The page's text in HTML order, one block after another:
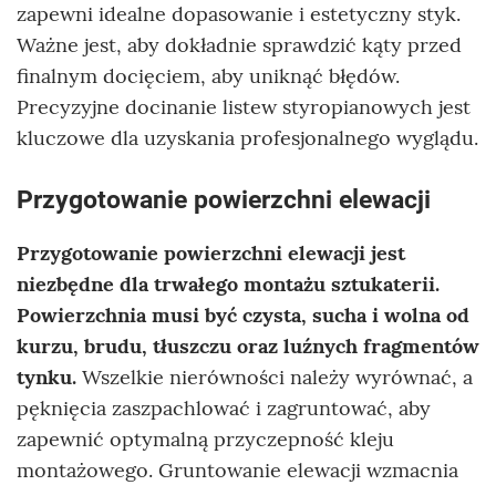
zapewni idealne dopasowanie i estetyczny styk.
Ważne jest, aby dokładnie sprawdzić kąty przed
finalnym docięciem, aby uniknąć błędów.
Precyzyjne docinanie listew styropianowych jest
kluczowe dla uzyskania profesjonalnego wyglądu.
Przygotowanie powierzchni elewacji
Przygotowanie powierzchni elewacji jest
niezbędne dla trwałego montażu sztukaterii.
Powierzchnia musi być czysta, sucha i wolna od
kurzu, brudu, tłuszczu oraz luźnych fragmentów
tynku. Wszelkie nierówności należy wyrównać, a
pęknięcia zaszpachlować i zagruntować, aby
zapewnić optymalną przyczepność kleju
montażowego. Gruntowanie elewacji wzmacnia